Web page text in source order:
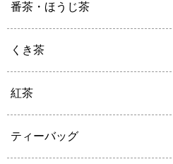
番茶・ほうじ茶
くき茶
紅茶
ティーバッグ